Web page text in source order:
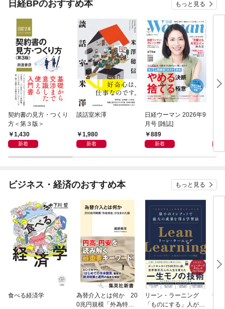
日経BPのおすすめ本 もっと見る
契約書の見方・つくり
方＜第３版＞
1,430
新着
談話室米澤
1,980
新着
日経ウーマン 2026年9
月号 [雑誌]
889
新着
ビジネス・経済のおすすめ本 もっと見る
食べる経済学
為替介入とは何か 20
0兆円規模「外為特
リーン・ラーニング
「ものにする」人が自
研